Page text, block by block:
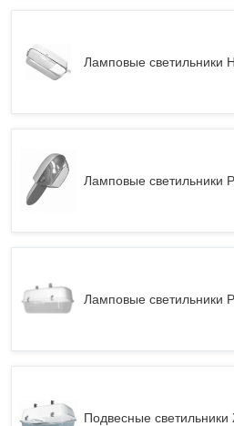
Ламповые светильники
Ламповые светильники
Ламповые светильники
Подвесные